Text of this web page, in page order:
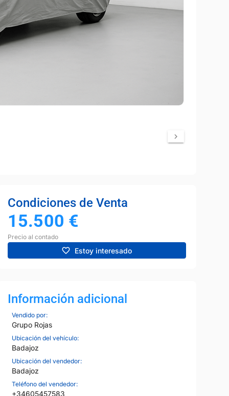
Condiciones de Venta
15.500 €
Precio al contado
Estoy interesado
Información adicional
Vendido por:
Grupo Rojas
Ubicación del vehículo:
Badajoz
Ubicación del vendedor:
Badajoz
Teléfono del vendedor:
+34605457583